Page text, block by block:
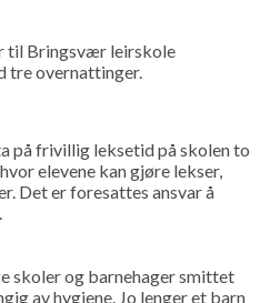
til Bringsvær leirskole
tre overnattinger.
på frivillig leksetid på skolen to
elevene kan gjøre lekser,
Det er foresattes ansvar å
skoler og barnehager smittet
av hygiene. Jo lenger et barn